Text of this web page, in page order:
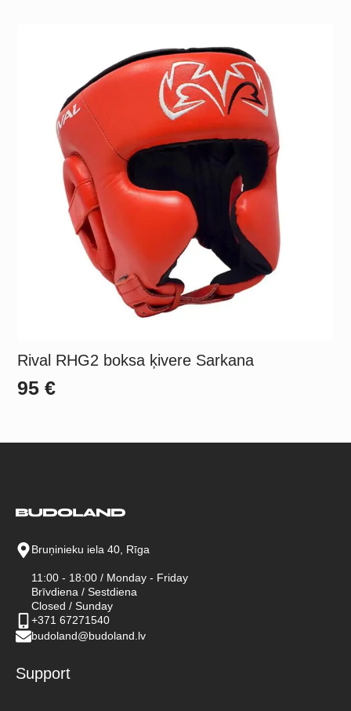
Rival RHG2 boksa ķivere Sarkana
95 €
Bruņinieku iela 40, Rīga
11:00 - 18:00 / Monday - Friday
Brīvdiena / Sestdiena
Closed / Sunday
+371 67271540
budoland@budoland.lv
Support